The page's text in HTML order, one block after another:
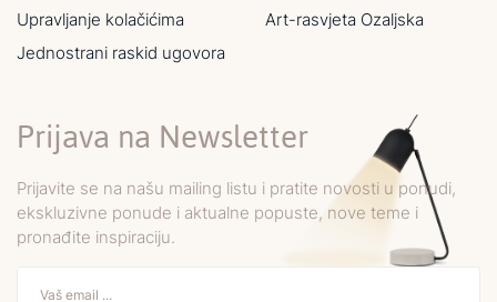
Upravljanje kolačićima
Jednostrani raskid ugovora
Art-rasvjeta Ozaljska
Prijava na Newsletter
Prijavite se na našu mailing listu i pratite novosti u ponudi,
ekskluzivne ponude i aktualne popuste, nove teme i
pronađite inspiraciju.